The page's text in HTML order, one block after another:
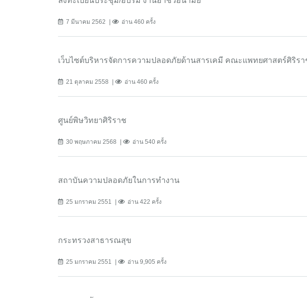
7 มีนาคม 2562 อ่าน 460 ครั้ง
เว็บไซต์บริหารจัดการความปลอดภัยด้านสารเคมี คณะแพทยศาสตร์ศิริร
21 ตุลาคม 2558 อ่าน 460 ครั้ง
ศูนย์พิษวิทยาศิริราช
30 พฤษภาคม 2568 อ่าน 540 ครั้ง
สถาบันความปลอดภัยในการทำงาน
25 มกราคม 2551 อ่าน 422 ครั้ง
กระทรวงสาธารณสุข
25 มกราคม 2551 อ่าน 9,905 ครั้ง